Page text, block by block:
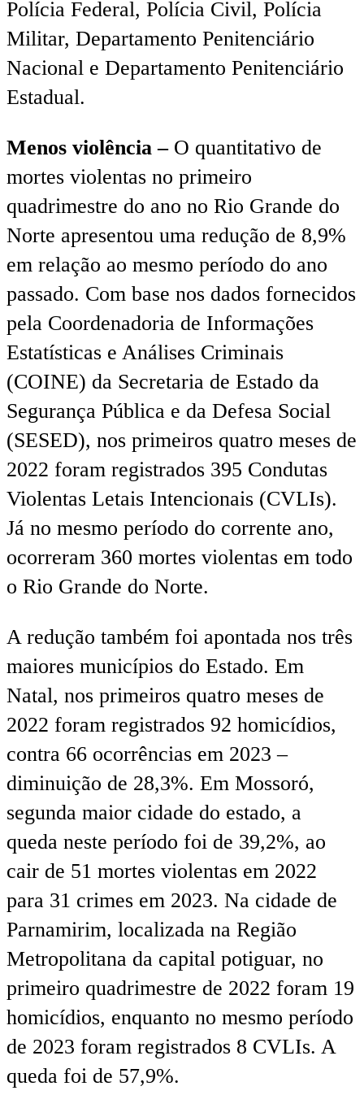
Polícia Federal, Polícia Civil, Polícia
Militar, Departamento Penitenciário
Nacional e Departamento Penitenciário
Estadual.
Menos violência – O quantitativo de
mortes violentas no primeiro
quadrimestre do ano no Rio Grande do
Norte apresentou uma redução de 8,9%
em relação ao mesmo período do ano
passado. Com base nos dados fornecidos
pela Coordenadoria de Informações
Estatísticas e Análises Criminais
(COINE) da Secretaria de Estado da
Segurança Pública e da Defesa Social
(SESED), nos primeiros quatro meses de
2022 foram registrados 395 Condutas
Violentas Letais Intencionais (CVLIs).
Já no mesmo período do corrente ano,
ocorreram 360 mortes violentas em todo
o Rio Grande do Norte.
A redução também foi apontada nos três
maiores municípios do Estado. Em
Natal, nos primeiros quatro meses de
2022 foram registrados 92 homicídios,
contra 66 ocorrências em 2023 –
diminuição de 28,3%. Em Mossoró,
segunda maior cidade do estado, a
queda neste período foi de 39,2%, ao
cair de 51 mortes violentas em 2022
para 31 crimes em 2023. Na cidade de
Parnamirim, localizada na Região
Metropolitana da capital potiguar, no
primeiro quadrimestre de 2022 foram 19
homicídios, enquanto no mesmo período
de 2023 foram registrados 8 CVLIs. A
queda foi de 57,9%.